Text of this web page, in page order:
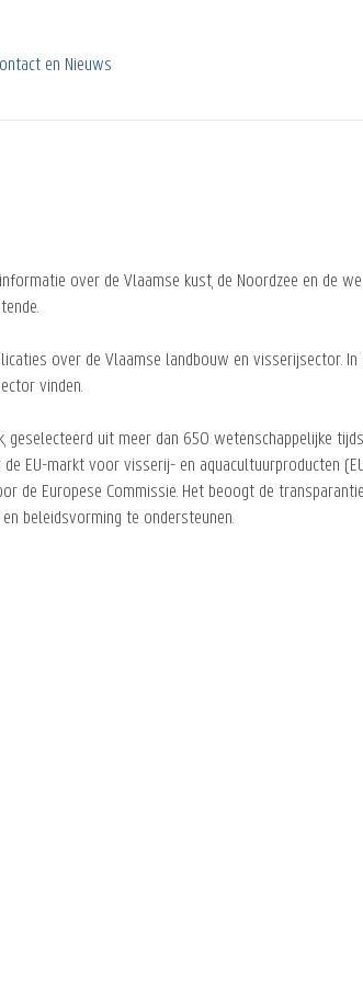
en Nieuws
over de Vlaamse kust, de Noordzee en de
over de Vlaamse landbouw en visserijsector. In
vinden.
uit meer dan 650 wetenschappelijke
EU-markt voor visserij- en aquacultuurproducten
de Europese Commissie. Het beoogt de
beleidsvorming te ondersteunen.